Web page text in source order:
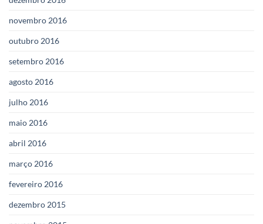
novembro 2016
outubro 2016
setembro 2016
agosto 2016
julho 2016
maio 2016
abril 2016
março 2016
fevereiro 2016
dezembro 2015